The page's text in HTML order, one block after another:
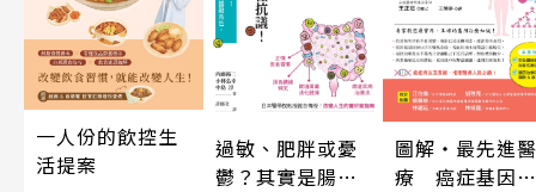
一人份的飲控生
活提案
過敏、肥胖或憂
鬱？其實是腸道
圖解‧最先進醫
療 癌症基因療